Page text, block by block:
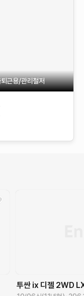
근용/관리철저
투싼 ix 디젤 2WD